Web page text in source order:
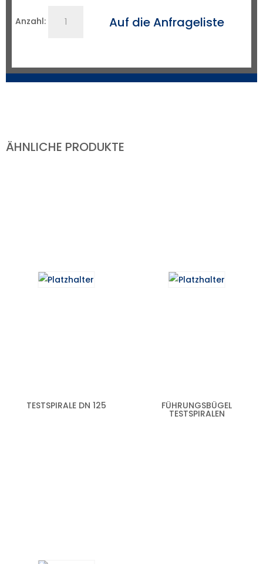
Anzahl:
P
Menge
Auf die Anfrageliste
ÄHNLICHE PRODUKTE
TESTSPIRALE DN 125 FÜHRUNGSBÜGEL
TESTSPIRALEN